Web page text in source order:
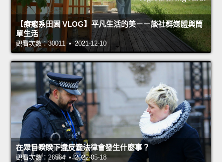
【療癒系田園 VLOG】平凡生活的美－－談社群媒體與簡
單生活
觀看次數：30011 • 2021-12-10
在眾目睽睽下違反蠢法律會發生什麼事？
觀看次數：26564 • 2022-05-18